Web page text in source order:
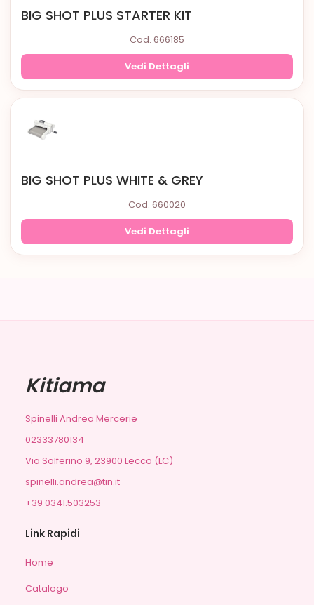
BIG SHOT PLUS STARTER KIT
Cod. 666185
Vedi Dettagli
BIG SHOT PLUS WHITE & GREY
Cod. 660020
Vedi Dettagli
Kitiama
Spinelli Andrea Mercerie
02333780134
Via Solferino 9, 23900 Lecco (LC)
spinelli.andrea@tin.it
+39 0341.503253
Link Rapidi
Home
Catalogo